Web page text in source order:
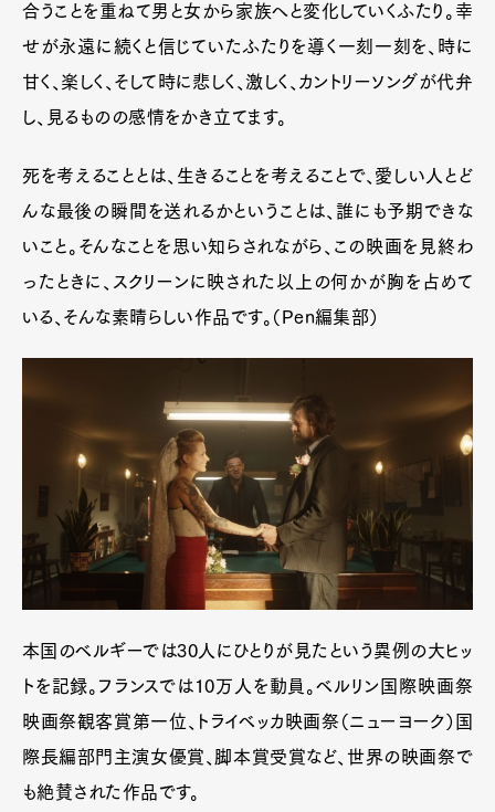
合うことを重ねて男と女から家族へと変化していくふたり。幸
せが永遠に続くと信じていたふたりを導く一刻一刻を、時に
甘く、楽しく、そして時に悲しく、激しく、カントリーソングが代弁
し、見るものの感情をかき立てます。
死を考えることとは、生きることを考えることで、愛しい人とど
んな最後の瞬間を送れるかということは、誰にも予期できな
いこと。そんなことを思い知らされながら、この映画を見終わ
ったときに、スクリーンに映された以上の何かが胸を占めて
いる、そんな素晴らしい作品です。（Pen編集部）
本国のベルギーでは30人にひとりが見たという異例の大ヒッ
トを記録。フランスでは10万人を動員。ベルリン国際映画祭
映画祭観客賞第一位、トライベッカ映画祭（ニューヨーク）国
際長編部門主演女優賞、脚本賞受賞など、世界の映画祭で
も絶賛された作品です。